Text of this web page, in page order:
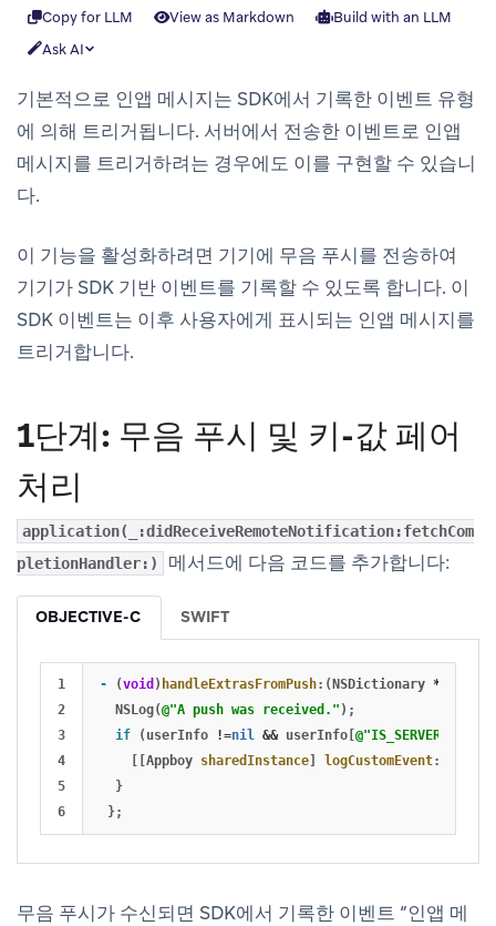
Copy for LLM View as Markdown
Build with an LLM
Ask AI
기본적으로 인앱 메시지는 SDK에서 기록한 이벤트 유형
에 의해 트리거됩니다. 서버에서 전송한 이벤트로 인앱
메시지를 트리거하려는 경우에도 이를 구현할 수 있습니
다.
이 기능을 활성화하려면 기기에 무음 푸시를 전송하여
기기가 SDK 기반 이벤트를 기록할 수 있도록 합니다. 이
SDK 이벤트는 이후 사용자에게 표시되는 인앱 메시지를
트리거합니다.
1단계: 무음 푸시 및 키-값 페어
처리
application(_:didReceiveRemoteNotification:fetchCom
pletionHandler:)
메서드에 다음 코드를 추가합니다:
OBJECTIVE-C SWIFT
1
2
3
4
5
- (void ) handleExtrasFromPush:(NSDictionary *
NSLog(@"A push was received." );
if
(userInfo !=nil && userInfo [@"IS_SERVER_EVENT"
[[Appboy sharedInstance] logCustomEvent:
}
};
무음 푸시가 수신되면 SDK에서 기록한 이벤트 “인앱 메